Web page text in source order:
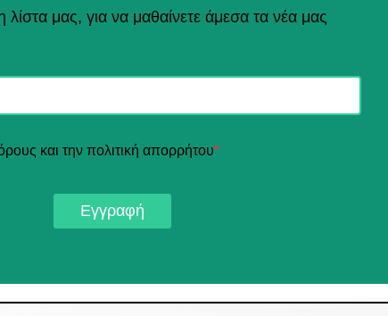
λίστα μας, για να μαθαίνετε άμεσα τα νέα μας
και την πολιτική απορρήτου*
Εγγραφή